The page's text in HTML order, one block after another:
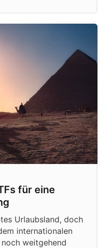
für eine
Urlaubsland, doch
internationalen
weitgehend